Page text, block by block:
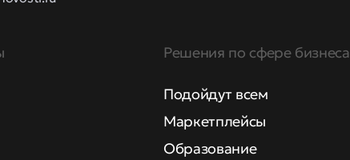
Решения по сфере бизнеса
Подойдут всем
Маркетплейсы
Образование